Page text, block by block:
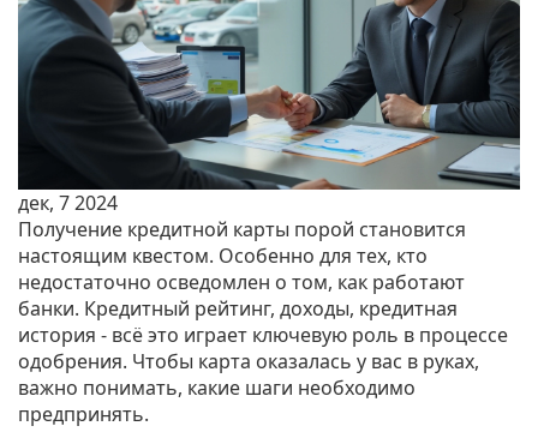
дек, 7 2024
Получение кредитной карты порой становится
настоящим квестом. Особенно для тех, кто
недостаточно осведомлен о том, как работают
банки. Кредитный рейтинг, доходы, кредитная
история - всё это играет ключевую роль в процессе
одобрения. Чтобы карта оказалась у вас в руках,
важно понимать, какие шаги необходимо
предпринять.